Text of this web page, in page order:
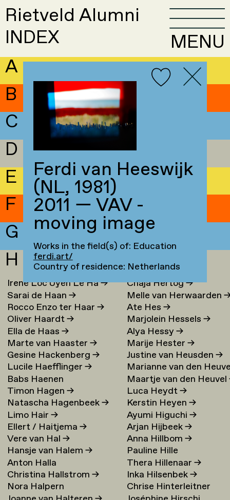
Rietveld Alumni
INDEX
MENU
A
B
C
D
E
F
G
H
Irene Loc Uyen Le Ha→
Sarai de Haan→
Rocco Enzo ter Haar→
Oliver Haardt→
Ella de Haas→
Marte van Haaster→
Gesine Hackenberg→
Lucile Haefflinger→
Babs Haenen
Timon Hagen→
Natascha Hagenbeek→
Limo Hair→
Ellert / Haitjema→
Vere van Hal→
Hansje van Halem→
Anton Halla
Christina Hallstrom→
Nora Halpern
Chaja Hertog→
Melle van Herwaarden
Ate Hes→
Marjolein Hessels→
Alya Hessy→
Marije Hester→
Justine van Heusden→
Marianne van den
→
Maartje van den Heuvel
Luca Heydt→
Kerstin Heyen→
Ayumi Higuchi→
Arjan Hijbeek→
Anna Hillbom→
Pauline Hille
Thera Hillenaar→
Inka Hilsenbek→
Chrise Hinterleitner
Ferdi van Heeswijk
(NL, 1981)
2011 — VAV -
moving image
Works in the field(s) of: Education
ferdi.art/
Country of residence: Netherlands